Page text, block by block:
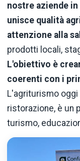
nostre aziende
unisce qualità
attenzione alla
prodotti locali,
L'obiettivo è
coerenti con i
L'agriturismo
ristorazione, è un
turismo,